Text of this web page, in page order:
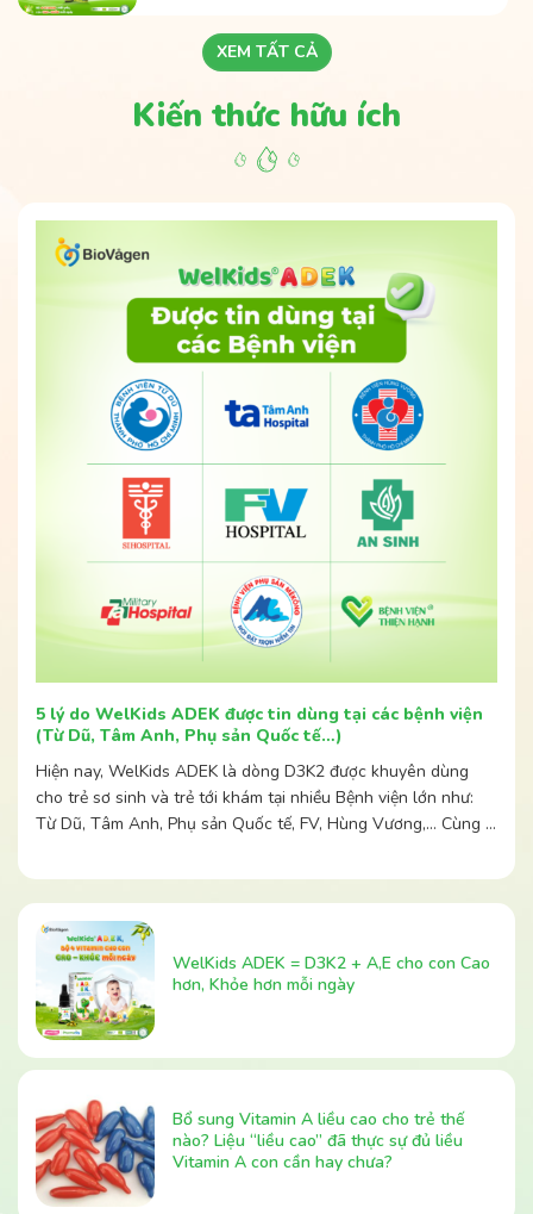
XEM TẤT CẢ
Kiến thức hữu ích
5 lý do WelKids ADEK được tin dùng tại các bệnh viện
(Từ Dũ, Tâm Anh, Phụ sản Quốc tế…)
Hiện nay, WelKids ADEK là dòng D3K2 được khuyên dùng
cho trẻ sơ sinh và trẻ tới khám tại nhiều Bệnh viện lớn như:
Từ Dũ, Tâm Anh, Phụ sản Quốc tế, FV, Hùng Vương,… Cùng …
WelKids ADEK = D3K2 + A,E cho con Cao
hơn, Khỏe hơn mỗi ngày
Bổ sung Vitamin A liều cao cho trẻ thế
nào? Liệu “liều cao” đã thực sự đủ liều
Vitamin A con cần hay chưa?